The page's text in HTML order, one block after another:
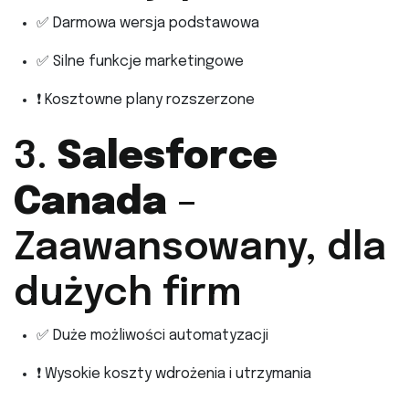
✅ Darmowa wersja podstawowa
✅ Silne funkcje marketingowe
❗ Kosztowne plany rozszerzone
3. Salesforce
Canada –
Zaawansowany, dla
dużych firm
✅ Duże możliwości automatyzacji
❗ Wysokie koszty wdrożenia i utrzymania